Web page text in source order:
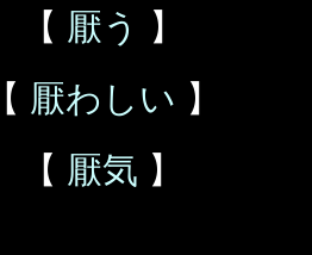
【 厭う
】
【 厭わしい 】
【 厭気 】